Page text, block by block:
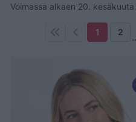
Voimassa alkaen 20.
1 2